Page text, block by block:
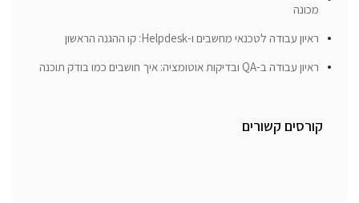
מכונה
ראיון עבודה לטכנאי מחשבים ו-Helpdesk: קו ההגנה הראשון
ראיון עבודה ב-QA ובדיקות אוטומציה: איך חושבים כמו בודק תוכנה
קורסים קשורים